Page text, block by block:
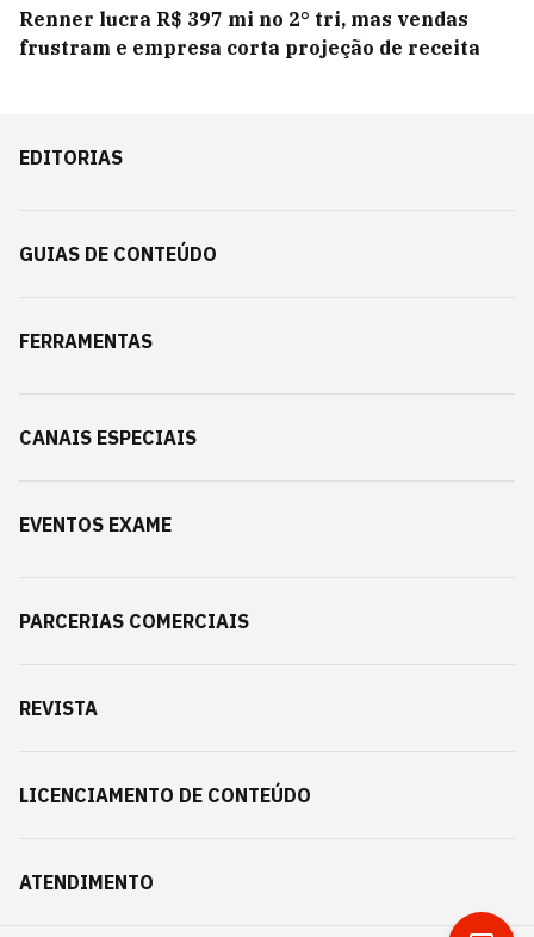
Renner lucra R$ 397 mi no 2° tri, mas vendas
frustram e empresa corta projeção de receita
EDITORIAS
GUIAS DE CONTEÚDO
FERRAMENTAS
CANAIS ESPECIAIS
EVENTOS EXAME
PARCERIAS COMERCIAIS
REVISTA
LICENCIAMENTO DE CONTEÚDO
ATENDIMENTO